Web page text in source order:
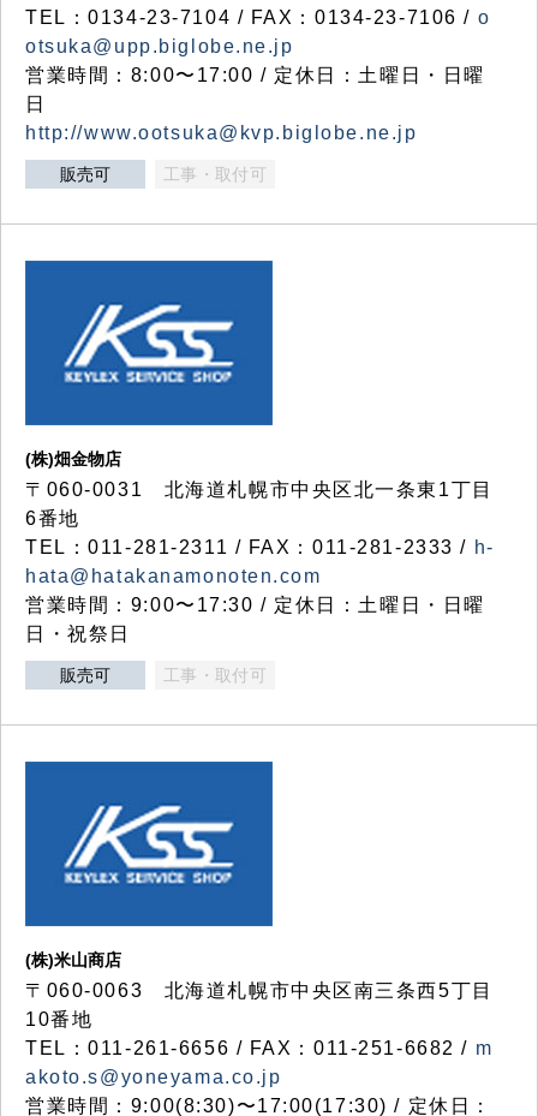
TEL：0134-23-7104 / FAX：0134-23-7106 / o
otsuka@upp.biglobe.ne.jp
営業時間：8:00〜17:00 / 定休日：土曜日・日曜
日
http://www.ootsuka@kvp.biglobe.ne.jp
販売可 工事・取付可
(株)畑金物店
〒060-0031 北海道札幌市中央区北一条東1丁目
6番地
TEL：011-281-2311 / FAX：011-281-2333 / h-
hata@hatakanamonoten.com
営業時間：9:00〜17:30 / 定休日：土曜日・日曜
日・祝祭日
販売可 工事・取付可
(株)米山商店
〒060-0063 北海道札幌市中央区南三条西5丁目
10番地
TEL：011-261-6656 / FAX：011-251-6682 / m
akoto.s@yoneyama.co.jp
営業時間：9:00(8:30)〜17:00(17:30) / 定休日：